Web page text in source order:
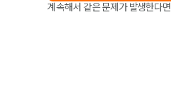
계속해서 같은 문제가 발생한다면